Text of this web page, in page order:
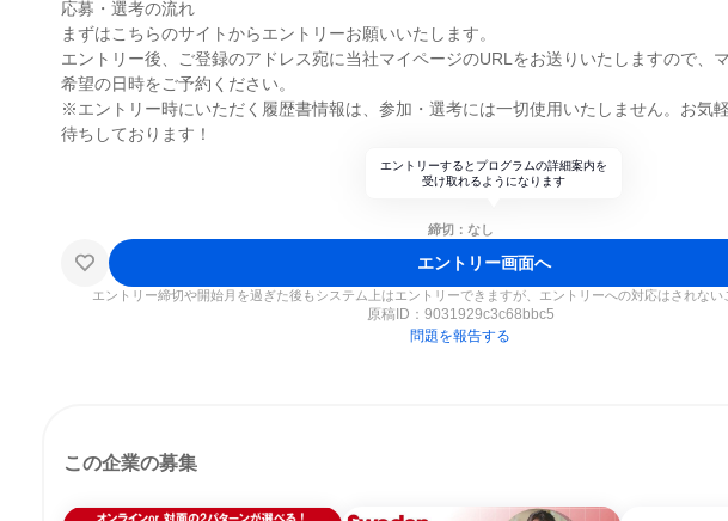
応募・選考の流れ
まずはこちらのサイトからエントリーお願いいたします。
エントリー後、ご登録のアドレス宛に当社マイページのURLをお送りいたしますので、
希望の日時をご予約ください。
※エントリー時にいただく履歴書情報は、参加・選考には一切使用いたしません。お気
待ちしております！
エントリーするとプログラムの詳細案内を
受け取れるようになります
締切：なし
エントリー画面へ
エントリー締切や開始月を過ぎた後もシステム上はエントリーできますが、エントリーへの対応はされない
原稿ID： 9031929c3c68bbc5
問題を報告する
この企業の募集